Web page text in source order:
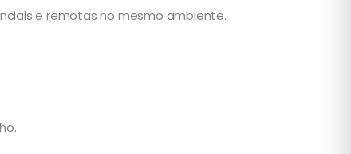
e remotas no mesmo ambiente.